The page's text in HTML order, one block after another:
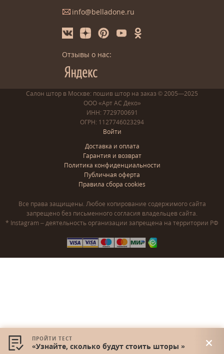
info@belladone.ru
Отзывы о нас:
Салон штор в Москве: пошив штор на заказ © 2005—2025
ООО «Арт АС Деко»
ИНН: 7729700691
ОГРН: 1127746023294
Войти
Доставка и оплата
Гарантия и возврат
Политика конфиденциальности
Публичная оферта
Правила сбора cookies
Все права защищены. Любое копирование содержимого сайта
запрещено без письменного согласия владельцев сайта.
* Instagram – деятельность организации запрещена на территории РФ
ПРОЙТИ ТЕСТ
«Узнайте, сколько будут стоить шторы »